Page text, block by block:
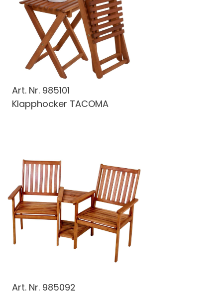
Art. Nr. 985101
Klapphocker TACOMA
Art. Nr. 985092